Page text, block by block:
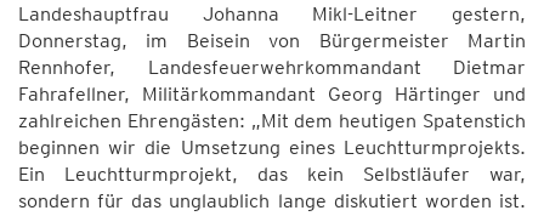
Landeshauptfrau Johanna Mikl-Leitner gestern,
Donnerstag, im Beisein von Bürgermeister Martin
Rennhofer, Landesfeuerwehrkommandant Dietmar
Fahrafellner, Militärkommandant Georg Härtinger und
zahlreichen Ehrengästen: „Mit dem heutigen Spatenstich
beginnen wir die Umsetzung eines Leuchtturmprojekts.
Ein Leuchtturmprojekt, das kein Selbstläufer war,
sondern für das unglaublich lange diskutiert worden ist.